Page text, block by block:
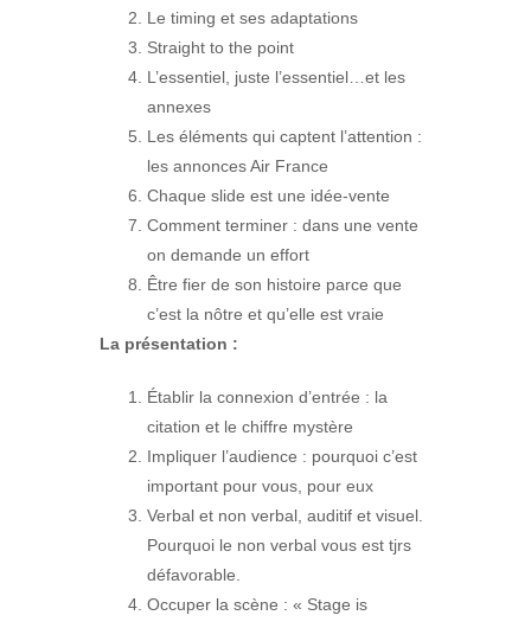
Le timing et ses adaptations
Straight to the point
L’essentiel, juste l’essentiel…et les
annexes
Les éléments qui captent l’attention :
les annonces Air France
Chaque slide est une idée-vente
Comment terminer : dans une vente
on demande un effort
Être fier de son histoire parce que
c’est la nôtre et qu’elle est vraie
La présentation :
Établir la connexion d’entrée : la
citation et le chiffre mystère
Impliquer l’audience : pourquoi c’est
important pour vous, pour eux
Verbal et non verbal, auditif et visuel.
Pourquoi le non verbal vous est tjrs
défavorable.
Occuper la scène : « Stage is